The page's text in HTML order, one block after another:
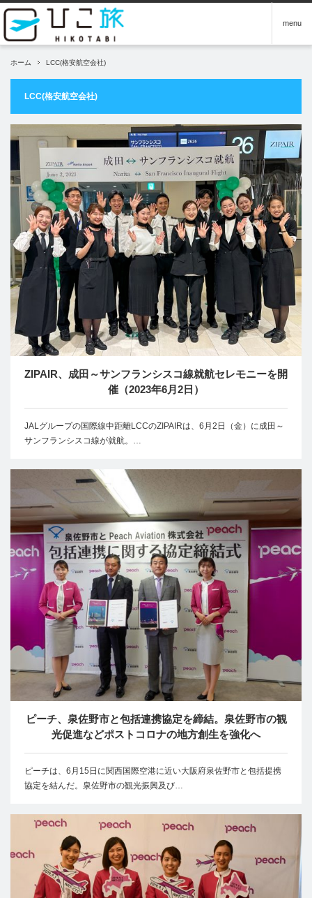
menu
ホーム LCC(格安航空会社)
LCC(格安航空会社)
ZIPAIR、成田～サンフランシスコ線就航セレモニーを開
催（2023年6月2日）
JALグループの国際線中距離LCCのZIPAIRは、6月2日（金）に成田～
サンフランシスコ線が就航。…
ピーチ、泉佐野市と包括連携協定を締結。泉佐野市の観
光促進などポストコロナの地方創生を強化へ
ピーチは、6月15日に関西国際空港に近い大阪府泉佐野市と包括提携
協定を結んだ。泉佐野市の観光振興及び…